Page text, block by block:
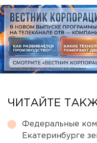
ЧИТАЙТЕ
Федеральные
Екатеринбурге